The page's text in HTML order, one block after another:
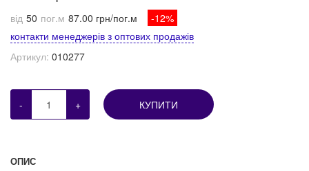
від 50 пог.м 87.00 грн/пог.м
-12%
контакти менеджерів з оптових продажів
Артикул: 010277
- + КУПИТИ
ОПИС